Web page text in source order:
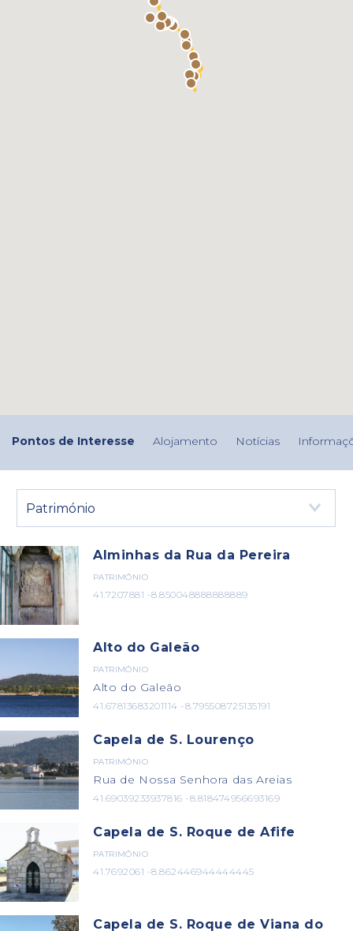
Pontos de Interesse Alojamento Notícias
Património
Alminhas da Rua da Pereira
PATRIMÓNIO
41.7207881 -8.850048888888889
Alto do Galeão
PATRIMÓNIO
Alto do Galeão
41.67813683201114 -8.795508725135191
Capela de S. Lourenço
PATRIMÓNIO
Rua de Nossa Senhora das Areias
41.69039233937816 -8.818474956693169
Capela de S. Roque de Afife
PATRIMÓNIO
41.7692061 -8.862446944444445
Capela de S. Roque de Viana do